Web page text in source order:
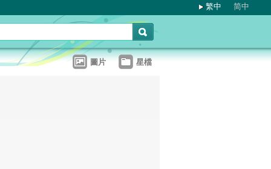
繁中 简中
圖片 星檔